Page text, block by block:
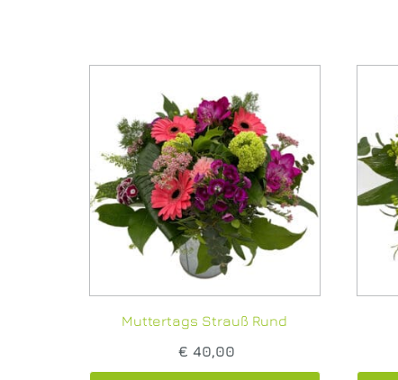
Muttertags Strauß Rund
€ 40,00